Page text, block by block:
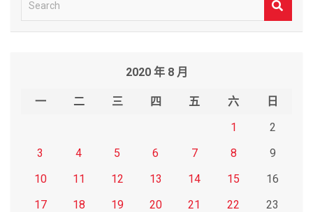
e
2020 年 8 月
一 二 三 四 五 六
日
1
2
3
4 5 6 7 8
9
10
11 12 13 14 15
16
17
18 19 20 21 22
23